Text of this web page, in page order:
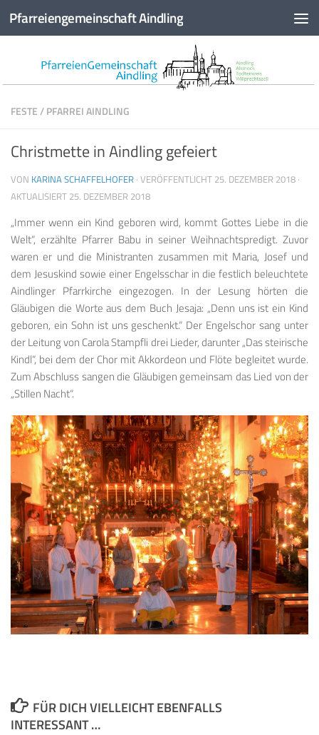
Zum Inhalt springen
Pfarreiengemeinschaft Aindling
FESTE/PFARREI AINDLING
Christmette in Aindling gefeiert
VON KARINA SCHAFFELHOFER · VERÖFFENTLICHT 25. DEZEMBER 2018 ·
AKTUALISIERT 25. DEZEMBER 2018
„Immer wenn ein Kind geboren wird, kommt Gottes Liebe in die
Welt“, erzählte Pfarrer Babu in seiner Weihnachtspredigt. Zuvor
waren er und die Ministranten zusammen mit Maria, Josef und
dem Jesuskind sowie einer Engelsschar in die festlich beleuchtete
Aindlinger Pfarrkirche eingezogen. In der Lesung hörten die
Gläubigen die Worte aus dem Buch Jesaja: „Denn uns ist ein Kind
geboren, ein Sohn ist uns geschenkt.“ Der Engelschor sang unter
der Leitung von Carola Stampfli drei Lieder, darunter „Das steirische
Kindl“, bei dem der Chor mit Akkordeon und Flöte begleitet wurde.
Zum Abschluss sangen die Gläubigen gemeinsam das Lied von der
„Stillen Nacht“.
FÜR DICH VIELLEICHT EBENFALLS
INTERESSANT …